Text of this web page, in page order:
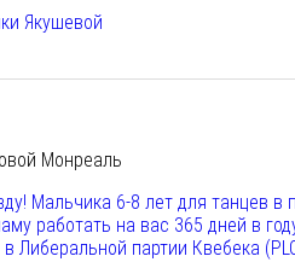
Якушевой
Монреаль
Мальчика 6-8 лет для танцев в
работать на вас 365 дней в
Либеральной партии Квебека